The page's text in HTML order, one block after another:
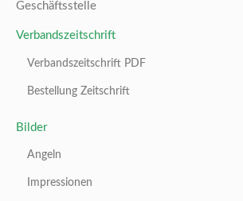
Geschäftsstelle
Verbandszeitschrift
Verbandszeitschrift PDF
Bestellung Zeitschrift
Bilder
Angeln
Impressionen